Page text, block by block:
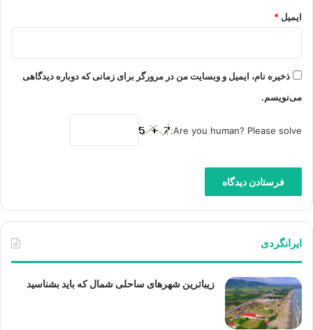
ایمیل *
ذخیره نام، ایمیل و وبسایت من در مرورگر برای زمانی که دوباره دیدگاهی
می‌نویسم.
Are you human? Please solve:
ایرانگردی
زیباترین شهرهای ساحلی شمال که باید بشناسید